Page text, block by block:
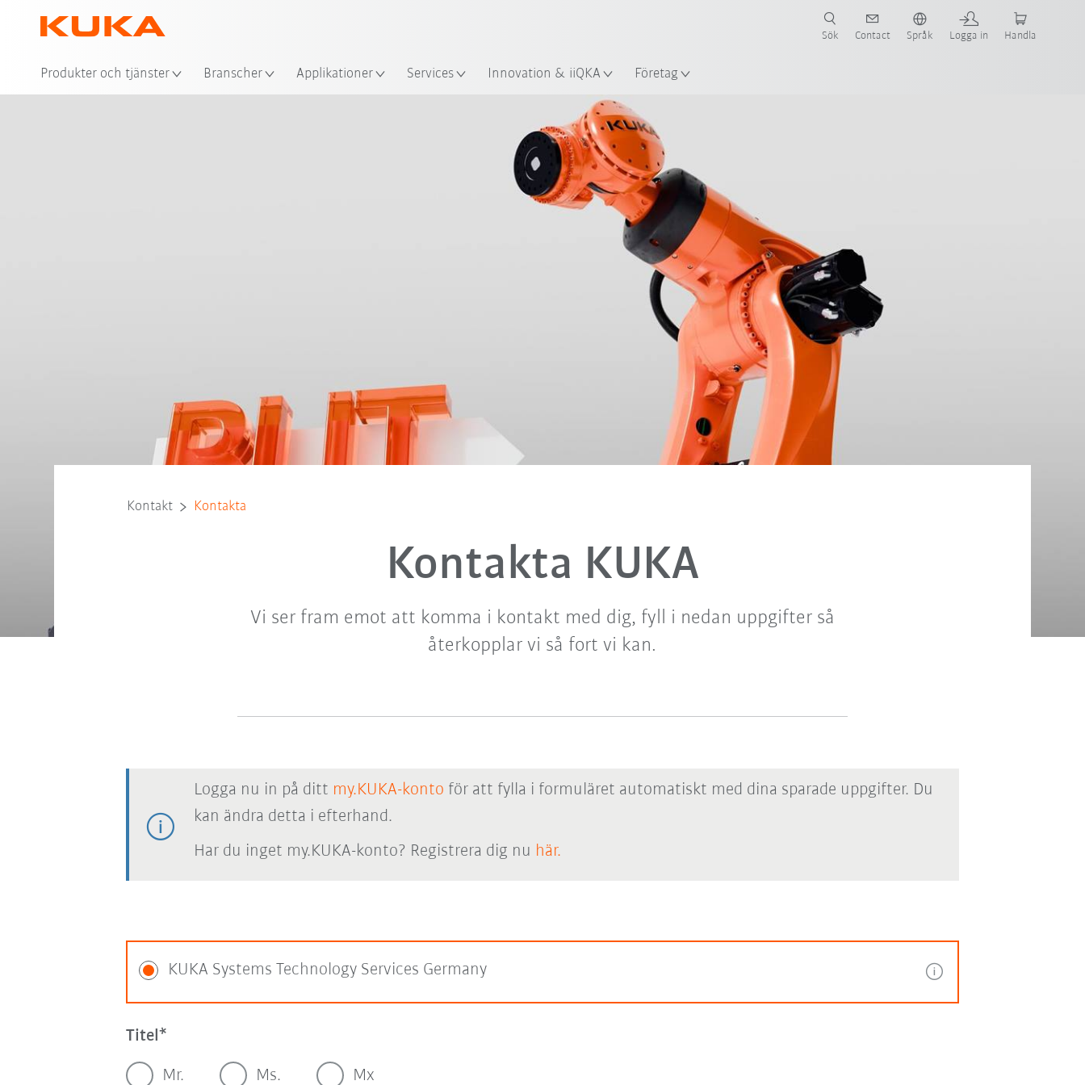
Produkter och tjänster Branscher Applikationer Services Innovation & iiQKA Företag
Sök Contact Språk Logga in Handla
Kontakt Kontakta
Kontakta KUKA
Vi ser fram emot att komma i kontakt med dig, fyll i nedan uppgifter så
återkopplar vi så fort vi kan.
Logga nu in på ditt my.KUKA-konto för att fylla i formuläret automatiskt med dina sparade uppgifter. Du
kan ändra detta i efterhand.
Har du inget my.KUKA-konto? Registrera dig nu här.
KUKA Systems Technology Services Germany
Titel
Mr. Ms. Mx